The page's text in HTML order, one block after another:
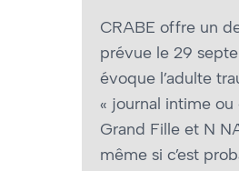
CRABE offre un
prévue le 29
évoque l’adulte
« journal intime
Grand Fille et N
même si c’est